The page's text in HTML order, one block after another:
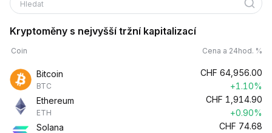
Hledat
Kryptoměny s nejvyšší tržní kapitalizací
Coin Cena a 24hod. %
Bitcoin
BTC
CHF 64,956.00
+1.10%
Ethereum
ETH
CHF 1,914.90
+0.90%
Solana
CHF 74.68